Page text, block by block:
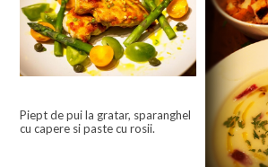
Piept de pui la gratar, sparanghel
cu capere si paste cu rosii.